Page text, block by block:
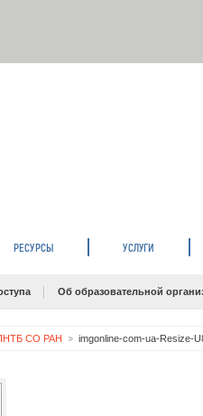
РЕСУРСЫ УСЛУГИ
Об образовательной
СО РАН imgonline-com-ua-Resize-